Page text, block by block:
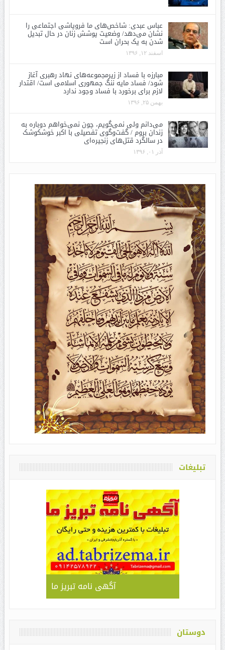
عباس عبدی: شاخص‌های ما فروپاشی اجتماعی را
نشان می‌دهد/ وضعیت پوشش زنان در حال تبدیل
شدن به یک بحران است
اسفند ۱۲, ۱۳۹۶
مبارزه با فساد از زیرمجموعه‌های نهاد رهبری آغاز
شود/ فساد مایه ننگ جمهوری اسلامی است/ اقتدار
لازم برای برخورد با فساد وجود ندارد
بهمن ۲۵, ۱۳۹۶
می‌دانم ولی نمی‌گویم، چون نمی‌خواهم دوباره به
زندان بروم / گفت‌وگوی تفصیلی با اکبر خوشکوشک
در سالگرد قتل‌های زنجیره‌ای
آذر ۰۱, ۱۳۹۶
تبلیغات
آگهی نامه تبریز ما
دوستان